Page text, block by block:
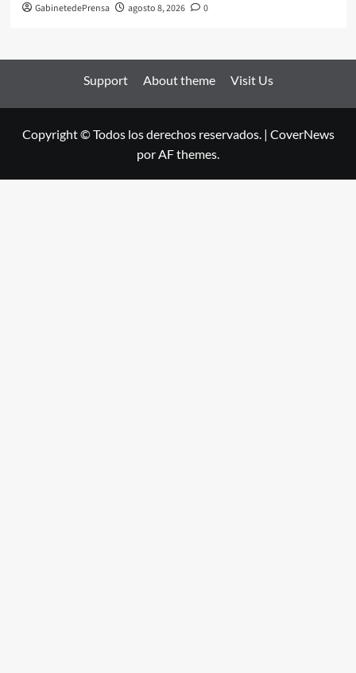
GabinetedePrensa agosto 8, 2026 0
Support About theme Visit Us
Copyright © Todos los derechos reservados. | CoverNews
por AF themes.